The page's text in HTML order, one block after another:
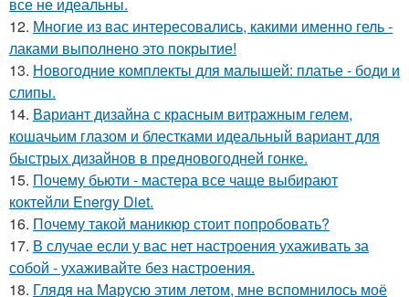
12. Многие из вас интересовались, какими именно гель -
лаками выполнено это покрытие!
13. Новогодние комплекты для малышей: платье - боди и
слипы.
14. Вариант дизайна с красным витражным гелем,
кошачьим глазом и блестками идеальный вариант для
быстрых дизайнов в предновогодней гонке.
15. Почему бьюти - мастера все чаще выбирают
коктейли Energy Diet.
16. Почему такой маникюр стоит попробовать?
17. В случае если у вас нет настроения ухаживать за
собой - ухаживайте без настроения.
18. Глядя на Марусю этим летом, мне вспомнилось моё